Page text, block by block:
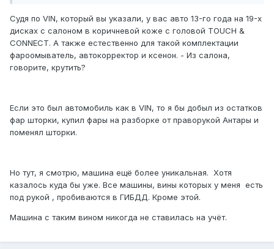
Судя по VIN, который вы указали, у вас авто 13-го года на 19-х
дисках с салоном в коричневой коже с головой TOUCH &
CONNECT. А также естественно для такой комплектации
фароомыватель, автокорректор и ксенон. - Из салона,
говорите, крутить?
Если это был автомобиль как в VIN, то я бы добыл из остатков
фар шторки, купил фары на разборке от праворукой Антары и
поменял шторки.
Но тут, я смотрю, машина ещё более уникальная. Хотя
казалось куда бы уже. Все машины, вины которых у меня есть
под рукой , пробиваются в ГИБДД. Кроме этой.
Машина с таким вином никогда не ставилась на учёт.